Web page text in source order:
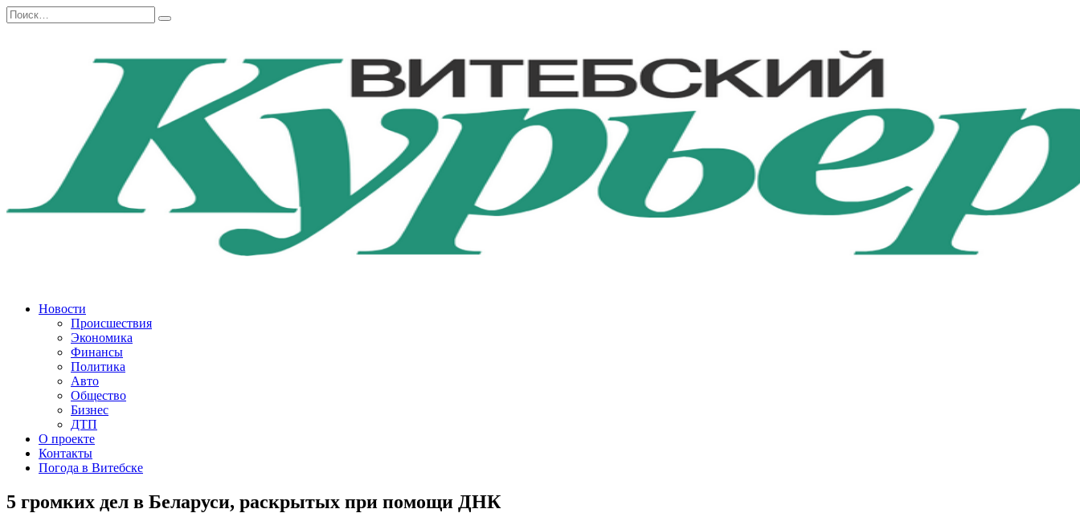
Перейти
к
Search
for:
Новости
Происшествия
Экономика
Финансы
Политика
Авто
Общество
Бизнес
ДТП
О проекте
Контакты
Погода в Витебске
5 громких дел в Беларуси, раскрытых при помощи ДНК